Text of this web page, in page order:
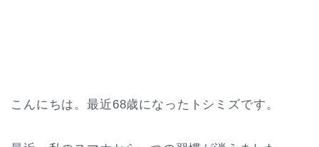
こんにちは。最近68歳になったトシミズです。